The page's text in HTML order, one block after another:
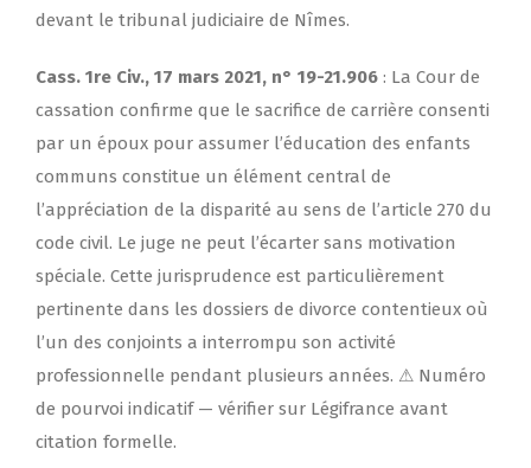
devant le tribunal judiciaire de Nîmes.
Cass. 1re Civ., 17 mars 2021, n° 19-21.906 : La Cour de
cassation confirme que le sacrifice de carrière consenti
par un époux pour assumer l’éducation des enfants
communs constitue un élément central de
l’appréciation de la disparité au sens de l’article 270 du
code civil. Le juge ne peut l’écarter sans motivation
spéciale. Cette jurisprudence est particulièrement
pertinente dans les dossiers de divorce contentieux où
l’un des conjoints a interrompu son activité
professionnelle pendant plusieurs années. ⚠ Numéro
de pourvoi indicatif — vérifier sur Légifrance avant
citation formelle.